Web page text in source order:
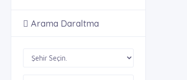
Arama Daraltma